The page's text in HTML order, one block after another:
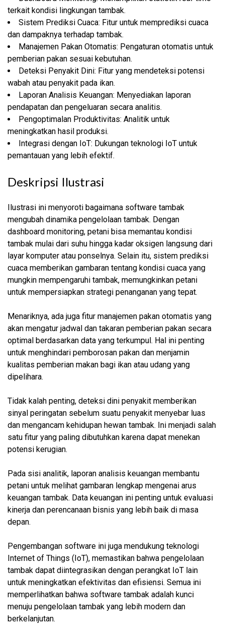
terkait kondisi lingkungan tambak.
Sistem Prediksi Cuaca: Fitur untuk memprediksi cuaca
dan dampaknya terhadap tambak.
Manajemen Pakan Otomatis: Pengaturan otomatis untuk
pemberian pakan sesuai kebutuhan.
Deteksi Penyakit Dini: Fitur yang mendeteksi potensi
wabah atau penyakit pada ikan.
Laporan Analisis Keuangan: Menyediakan laporan
pendapatan dan pengeluaran secara analitis.
Pengoptimalan Produktivitas: Analitik untuk
meningkatkan hasil produksi.
Integrasi dengan IoT: Dukungan teknologi IoT untuk
pemantauan yang lebih efektif.
Deskripsi Ilustrasi
Ilustrasi ini menyoroti bagaimana software tambak
mengubah dinamika pengelolaan tambak. Dengan
dashboard monitoring, petani bisa memantau kondisi
tambak mulai dari suhu hingga kadar oksigen langsung dari
layar komputer atau ponselnya. Selain itu, sistem prediksi
cuaca memberikan gambaran tentang kondisi cuaca yang
mungkin mempengaruhi tambak, memungkinkan petani
untuk mempersiapkan strategi penanganan yang tepat.
Menariknya, ada juga fitur manajemen pakan otomatis yang
akan mengatur jadwal dan takaran pemberian pakan secara
optimal berdasarkan data yang terkumpul. Hal ini penting
untuk menghindari pemborosan pakan dan menjamin
kualitas pemberian makan bagi ikan atau udang yang
dipelihara.
Tidak kalah penting, deteksi dini penyakit memberikan
sinyal peringatan sebelum suatu penyakit menyebar luas
dan mengancam kehidupan hewan tambak. Ini menjadi salah
satu fitur yang paling dibutuhkan karena dapat menekan
potensi kerugian.
Pada sisi analitik, laporan analisis keuangan membantu
petani untuk melihat gambaran lengkap mengenai arus
keuangan tambak. Data keuangan ini penting untuk evaluasi
kinerja dan perencanaan bisnis yang lebih baik di masa
depan.
Pengembangan software ini juga mendukung teknologi
Internet of Things (IoT), memastikan bahwa pengelolaan
tambak dapat diintegrasikan dengan perangkat IoT lain
untuk meningkatkan efektivitas dan efisiensi. Semua ini
memperlihatkan bahwa software tambak adalah kunci
menuju pengelolaan tambak yang lebih modern dan
berkelanjutan.